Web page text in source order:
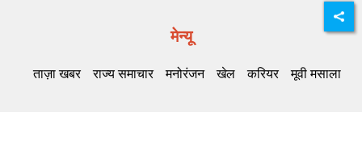
मेन्यू
ताज़ा खबर राज्य समाचार मनोरंजन खेल करियर मूवी मसाला